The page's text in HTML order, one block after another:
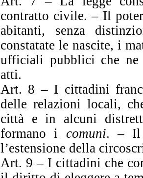
contratto civile. – Il
abitanti, senza
constatate le nascite, i
ufficiali pubblici che ne
atti.
Art. 8 – I cittadini
delle relazioni locali,
città e in alcuni
formano i comuni. – Il
l’estensione della
Art. 9 – I cittadini che